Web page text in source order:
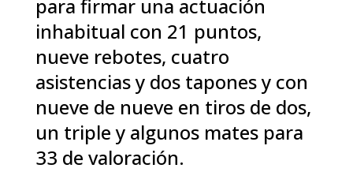
para firmar una actuación
inhabitual con 21 puntos,
nueve rebotes, cuatro
asistencias y dos tapones y con
nueve de nueve en tiros de dos,
un triple y algunos mates para
33 de valoración.